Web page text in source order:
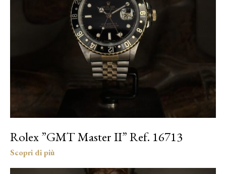
Rolex ”GMT Master II” Ref. 16713